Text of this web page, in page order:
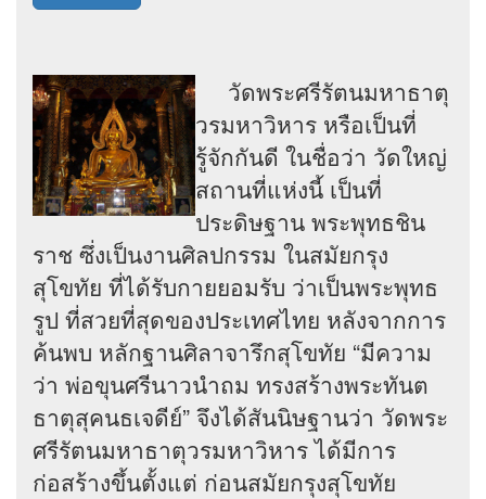
วัดพระศรีรัตนมหาธาตุ
วรมหาวิหาร หรือเป็นที่
รู้จักกันดี ในชื่อว่า วัดใหญ่
สถานที่แห่งนี้ เป็นที่
ประดิษฐาน พระพุทธชิน
ราช ซึ่งเป็นงานศิลปกรรม ในสมัยกรุง
สุโขทัย ที่ได้รับกายยอมรับ ว่าเป็นพระพุทธ
รูป ที่สวยที่สุดของประเทศไทย หลังจากการ
ค้นพบ หลักฐานศิลาจารึกสุโขทัย “มีความ
ว่า พ่อขุนศรีนาวนำถม ทรงสร้างพระทันต
ธาตุสุคนธเจดีย์” จึงได้สันนิษฐานว่า วัดพระ
ศรีรัตนมหาธาตุวรมหาวิหาร ได้มีการ
ก่อสร้างขึ้นตั้งแต่ ก่อนสมัยกรุงสุโขทัย